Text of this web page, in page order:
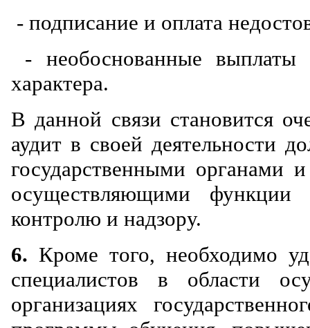
- подписание и оплата
- необоснованные выплаты
характера.
В данной связи становится
аудит в своей деятельности
государственными органами
осуществляющими функции
контролю и надзору.
6. Кроме того, необходимо
специалистов в области
организациях